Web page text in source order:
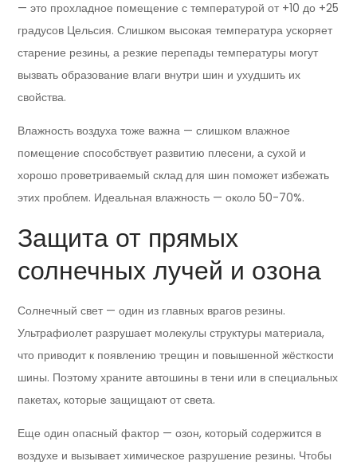
— это прохладное помещение с температурой от +10 до +25
градусов Цельсия. Слишком высокая температура ускоряет
старение резины, а резкие перепады температуры могут
вызвать образование влаги внутри шин и ухудшить их
свойства.
Влажность воздуха тоже важна — слишком влажное
помещение способствует развитию плесени, а сухой и
хорошо проветриваемый склад для шин поможет избежать
этих проблем. Идеальная влажность — около 50-70%.
Защита от прямых
солнечных лучей и озона
Солнечный свет — один из главных врагов резины.
Ультрафиолет разрушает молекулы структуры материала,
что приводит к появлению трещин и повышенной жёсткости
шины. Поэтому храните автошины в тени или в специальных
пакетах, которые защищают от света.
Еще один опасный фактор — озон, который содержится в
воздухе и вызывает химическое разрушение резины. Чтобы